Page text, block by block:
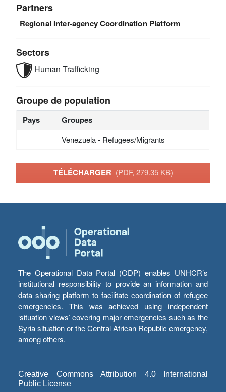
Partners
Regional Inter-agency Coordination Platform
Sectors
Human Trafficking
Groupe de population
Pays Groupes
Venezuela - Refugees/Migrants
TÉLÉCHARGER (PDF, 279.35 KB)
The Operational Data Portal (ODP) enables UNHCR’s
institutional responsibility to provide an information and
data sharing platform to facilitate coordination of refugee
emergencies. This was achieved using independent
‘situation views’ covering major emergencies such as the
Syria situation or the Central African Republic emergency,
among others.
Creative Commons Attribution 4.0 International
Public License